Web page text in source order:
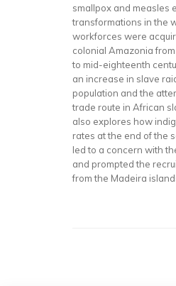
smallpox and measles
transformations in the
workforces were
colonial Amazonia
to mid-eighteenth
an increase in slave
population and the
trade route in African
also explores how
rates at the end of the
led to a concern with
and prompted the
from the Madeira